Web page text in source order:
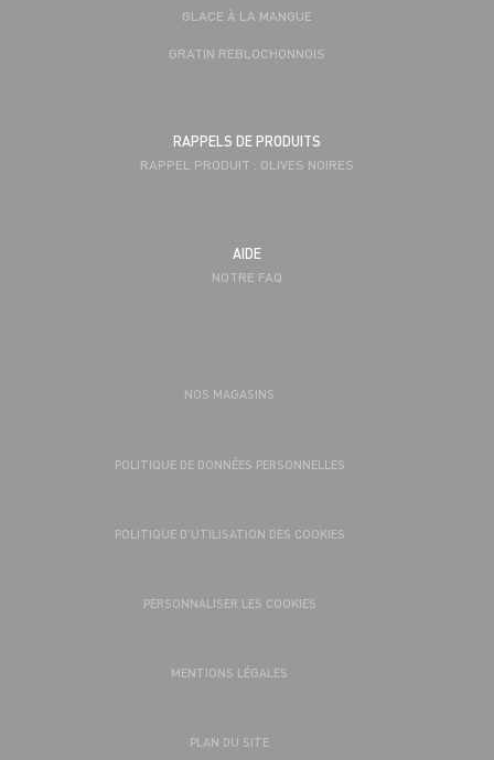
GLACE À LA MANGUE
GRATIN REBLOCHONNOIS
RAPPELS DE PRODUITS
RAPPEL PRODUIT : OLIVES NOIRES
AIDE
NOTRE FAQ
NOS MAGASINS
POLITIQUE DE DONNÉES PERSONNELLES
POLITIQUE D’UTILISATION DES COOKIES
PERSONNALISER LES COOKIES
MENTIONS LÉGALES
PLAN DU SITE